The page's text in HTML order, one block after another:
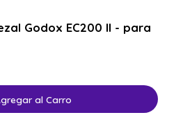
Godox EC200 II - para
al Carro